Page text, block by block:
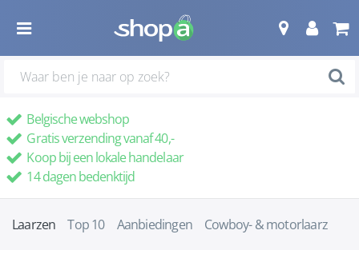
Belgische webshop
Gratis verzending vanaf 40,-
Koop bij een lokale handelaar
14 dagen bedenktijd
Laarzen Top 10 Aanbiedingen Cowboy- & motorlaarz